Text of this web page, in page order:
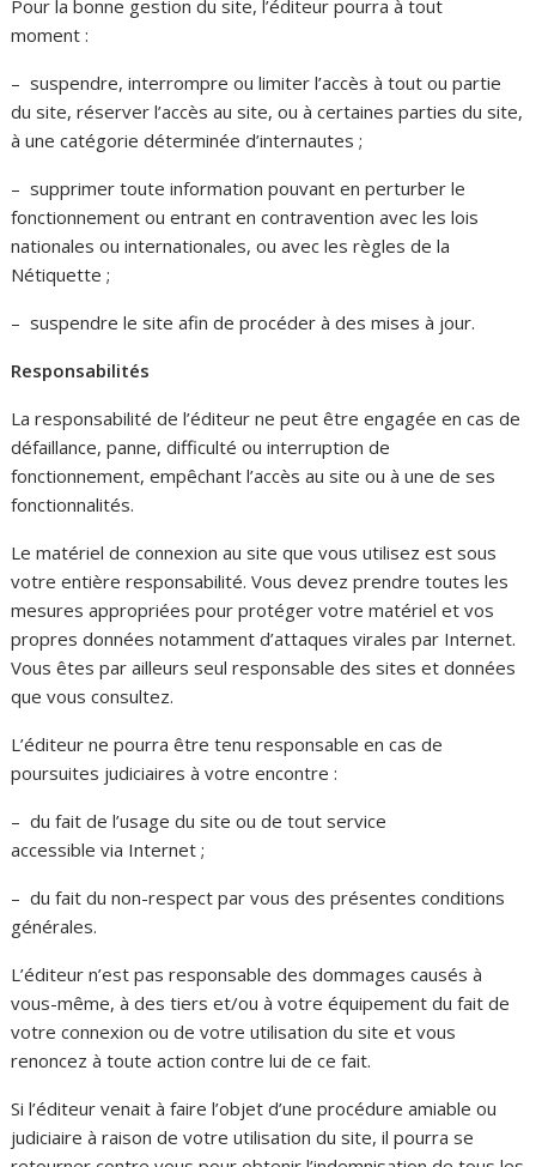
Pour la bonne gestion du site, l’éditeur pourra à tout
moment :
– suspendre, interrompre ou limiter l’accès à tout ou partie
du site, réserver l’accès au site, ou à certaines parties du site,
à une catégorie déterminée d’internautes ;
– supprimer toute information pouvant en perturber le
fonctionnement ou entrant en contravention avec les lois
nationales ou internationales, ou avec les règles de la
Nétiquette ;
– suspendre le site afin de procéder à des mises à jour.
Responsabilités
La responsabilité de l’éditeur ne peut être engagée en cas de
défaillance, panne, difficulté ou interruption de
fonctionnement, empêchant l’accès au site ou à une de ses
fonctionnalités.
Le matériel de connexion au site que vous utilisez est sous
votre entière responsabilité. Vous devez prendre toutes les
mesures appropriées pour protéger votre matériel et vos
propres données notamment d’attaques virales par Internet.
Vous êtes par ailleurs seul responsable des sites et données
que vous consultez.
L’éditeur ne pourra être tenu responsable en cas de
poursuites judiciaires à votre encontre :
– du fait de l’usage du site ou de tout service
accessible via Internet ;
– du fait du non-respect par vous des présentes conditions
générales.
L’éditeur n’est pas responsable des dommages causés à
vous-même, à des tiers et/ou à votre équipement du fait de
votre connexion ou de votre utilisation du site et vous
renoncez à toute action contre lui de ce fait.
Si l’éditeur venait à faire l’objet d’une procédure amiable ou
judiciaire à raison de votre utilisation du site, il pourra se